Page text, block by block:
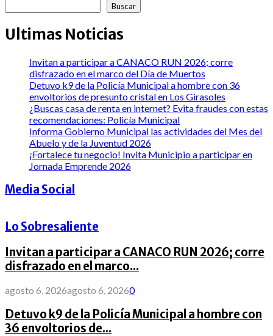
Buscar
Ultimas Noticias
Invitan a participar a CANACO RUN 2026; corre
disfrazado en el marco del Día de Muertos
Detuvo k9 de la Policía Municipal a hombre con 36
envoltorios de presunto cristal en Los Girasoles
¿Buscas casa de renta en internet? Evita fraudes con estas
recomendaciones: Policía Municipal
Informa Gobierno Municipal las actividades del Mes del
Abuelo y de la Juventud 2026
¡Fortalece tu negocio! Invita Municipio a participar en
Jornada Emprende 2026
Media Social
Lo Sobresaliente
Invitan a participar a CANACO RUN 2026; corre
disfrazado en el marco...
agosto 6, 2026agosto 6, 20260
Detuvo k9 de la Policía Municipal a hombre con
36 envoltorios de...